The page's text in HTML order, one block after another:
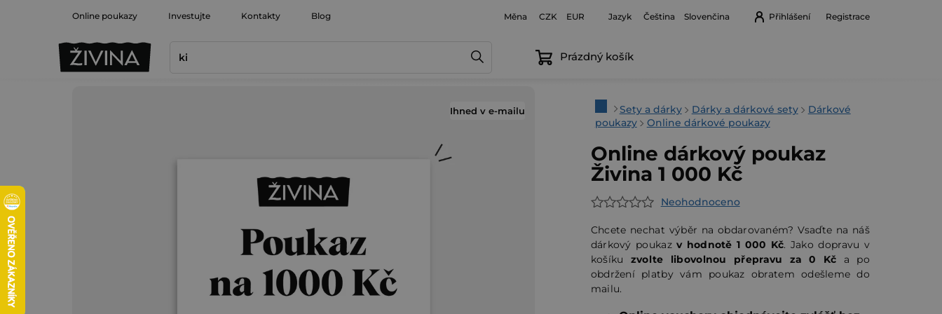
Online poukazy Investujte Kontakty Blog Měna CZK EUR Jazyk Čeština Slovenčina Přihlášení Registrace
Nákupní
Prázdný košík
DomůSety a dárky Dárky a dárkové sety
Dárkové
poukazy
Online dárkové poukazy
Online dárkový poukaz
Živina 1 000 Kč
Průměrné
hodnocení
produktu
je
0,0
Neohodnoceno
Chcete nechat výběr na obdarovaném? Vsaďte na náš
dárkový poukazv hodnotě 1 000 Kč. Jako dopravu v
košíku zvolte libovolnou přepravu za 0 Kč a po
obdržení platby vám poukaz obratem odešleme do
mailu.
Ihned v e-mailu